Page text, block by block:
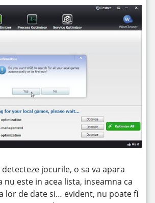
detecteze jocurile, o sa va apara
nu este in acea lista, inseamna ca
lor de date si… evident, nu poate fi